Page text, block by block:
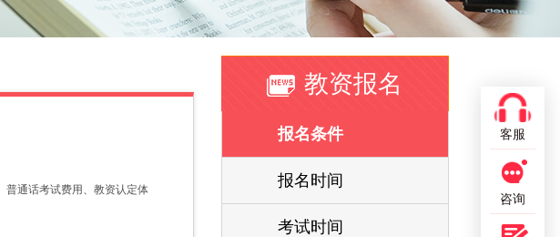
普通话考试费用、教资认定体
教资报名
报名条件
报名时间
报名时间
考试时间
客服
咨询